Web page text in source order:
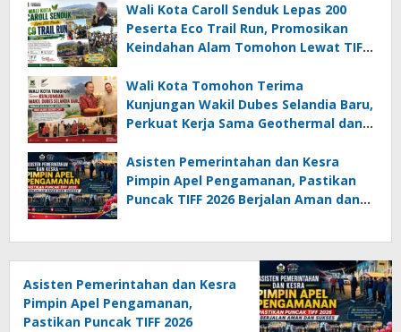
Wali Kota Caroll Senduk Lepas 200
Peserta Eco Trail Run, Promosikan
Keindahan Alam Tomohon Lewat TIFF
Wali Kota Tomohon Terima
Kunjungan Wakil Dubes Selandia Baru,
Perkuat Kerja Sama Geothermal dan
Asisten Pemerintahan dan Kesra
Pimpin Apel Pengamanan, Pastikan
Puncak TIFF 2026 Berjalan Aman dan
Asisten Pemerintahan dan Kesra
Pimpin Apel Pengamanan,
Pastikan Puncak TIFF 2026